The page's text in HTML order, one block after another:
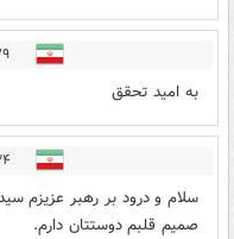
به امید تحقق
سلام و درود بر رهبر عزیزم
صمیم قلبم دوستتان دارم.